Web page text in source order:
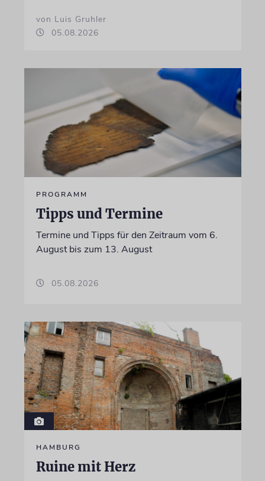
von Luis Gruhler
05.08.2026
PROGRAMM
Tipps und Termine
Termine und Tipps für den Zeitraum vom 6.
August bis zum 13. August
05.08.2026
HAMBURG
Ruine mit Herz